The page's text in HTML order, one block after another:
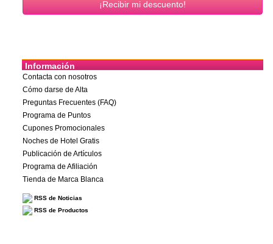
Información
Contacta con nosotros
Cómo darse de Alta
Preguntas Frecuentes (FAQ)
Programa de Puntos
Cupones Promocionales
Noches de Hotel Gratis
Publicación de Artículos
Programa de Afiliación
Tienda de Marca Blanca
RSS de Noticias
RSS de Productos